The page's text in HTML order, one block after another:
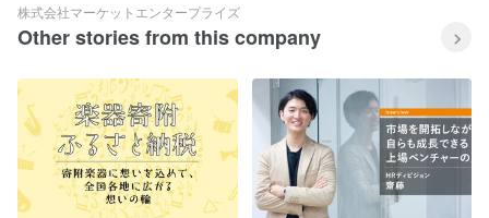
株式会社マーケットエンタープライズ
Other stories from this company